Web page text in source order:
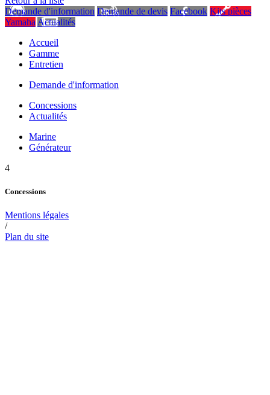
Demande d'information Demande de devis Facebook Kits pièces
Yamaha Actualités
Accueil
Gamme
Entretien
Demande d'information
Concessions
Actualités
Marine
Générateur
4
Concessions
Mentions légales
/
Plan du site